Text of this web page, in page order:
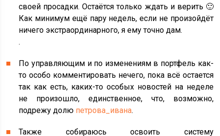
своей просадки. Остаётся только ждать и верить 🙂
Как минимум ещё пару недель, если не произойдёт
ничего экстраординарного, я ему точно дам.
.
По управляющим и по изменениям в портфель как-
то особо комментировать нечего, пока всё остается
так как есть, каких-то особых новостей на неделе
не произошло, единственное, что, возможно,
подрежу долю петрова_ивана.
Также собираюсь освоить систему